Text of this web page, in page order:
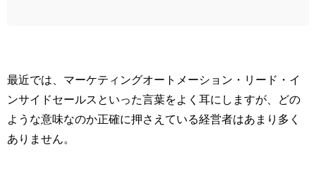
最近では、マーケティングオートメーション・リード・イ
ンサイドセールスといった言葉をよく耳にしますが、どの
ような意味なのか正確に押さえている経営者はあまり多く
ありません。